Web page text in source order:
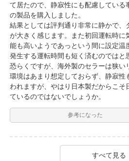
て居たので、静寂性にも配慮している
の製品を購入しました。
結果としては評判通り非常に静かで、
が大きく感じます。また初回運転時に
能も高いようであっという間に設定温
発生する運転時間も短く済むのではと
恐らくですが、海外製のセラーは狭い
環境はあまり想定しておらず、静寂性
われますが、やはり日本製だからこそ
ているのではないでしょうか。
参考になった
すべて見る